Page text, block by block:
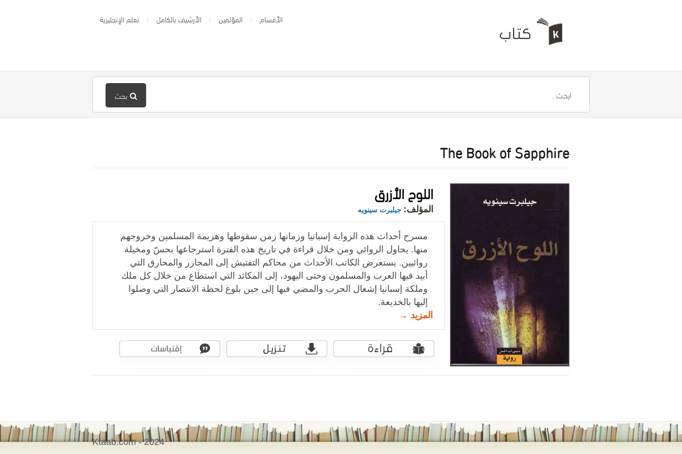
الأقسام المؤلفين الأرشيف بالكامل تعلم الإنجليزية
بحث
The Book of Sapphire
اللوح الأزرق
المؤلف: جيلبرت سينويه
مسرح أحداث هذه الرواية إسبانيا وزمانها زمن سقوطها وهزيمة المسلمين وخروجهم
منها. يحاول الروائي ومن خلال قراءة في تاريخ هذه الفترة استرجاعها بحسّ ومخيلة
روائيين. يستعرض الكاتب الأحداث من محاكم التفتيش إلى المجازر والمحارق التي
أبيد فيها العرب والمسلمون وحتى اليهود، إلى المكائد التي استطاع من خلال كل ملك
وملكة إسبانيا إشعال الحرب والمضي فيها إلى حين بلوغ لحظة الانتصار التي وصلوا
إليها بالخديعة.
المزيد →
Ktaab.com - 2024